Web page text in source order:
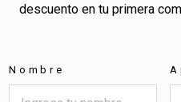
descuento en tu primera
Nombre